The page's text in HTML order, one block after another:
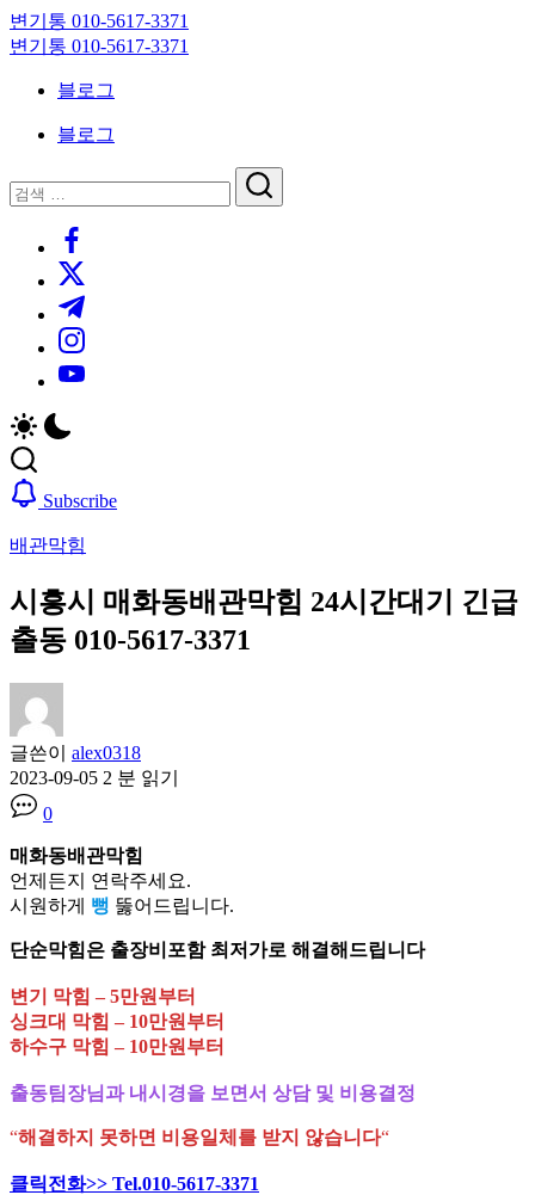
Skip
to
content
변기통 010-5617-3371
변
대
기
변기통 010-5617-3371
크
대
기
블로그
블로그
닫
기
검
검
https://www.facebook.com/
https://twitter.com/
https://t.me/
https://www.instagram.com/
https://youtube.com/
Subscribe
배관막힘
시흥시 매화동배관막힘 24시간대기 긴급
출동 010-5617-3371
글쓴이 alex0318
2023-09-05 2 분 읽기
0
매화동배관막힘
언제든지 연락주세요.
시원하게 뻥 뚫어드립니다.
단순막힘은 출장비포함 최저가로 해결해드립니다
변기 막힘 – 5만원부터
싱크대 막힘 – 10만원부터
하수구 막힘 – 10만원부터
출동팀장님과 내시경을 보면서 상담 및 비용결정
“해결하지 못하면 비용일체를 받지 않습니다“
클릭전화>> Tel.010-5617-3371